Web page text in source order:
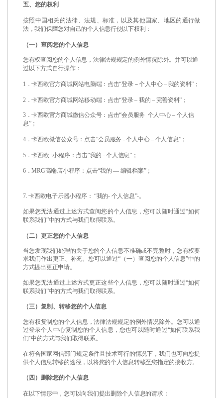
五、您的权利
按照中国相关的法律、法规、标准，以及其他国家、地区的通行做
法，我们保障您对自己的个人信息行使以下权利：
（一）查阅您的个人信息
您有权查阅您的个人信息，法律法规规定的例外情况除外。并可以通
过以下方式自行操作：
1 ．卡西欧官方商城网站电脑端：点击“登录－个人中心– 我的资料”；
2．卡西欧官方商城网站移动端：点击“登录– 我的 – 完善资料”；
3．卡西欧官方商城微信公众号：点击“会员服务 个人中心– 个人信
息”；
4．卡西欧微信公众号：点击“会员服务 -个人中心– 个人信息”；
5．卡西欧+小程序：点击“我的 -个人信息”；
6．MRG高端店小程序：点击“我的 — 编辑档案”；
7.卡西欧电子乐器小程序： “我的- 个人信息”-。
如果您无法通过上述方式查阅您的个人信息，您可以随时通过“如何
联系我们”中的方式与我们取得联系。
（二）更正您的个人信息
当您发现我们处理的关于您的个人信息不准确或不完整时，您有权要
求我们作出更正、补充。您可以通过“（一）查阅您的个人信息”中的
方式提出更正申请。
如果您无法通过上述方式更正这些个人信息，您可以随时通过“如何
联系我们”中的方式与我们取得联系。
（三）复制、转移您的个人信息
您有权复制您的个人信息，法律法规规定的例外情况除外。您可以通
过登录个人中心复制您的个人信息，您也可以随时通过“如何联系我
们”中的方式与我们取得联系。
在符合国家网信部门规定条件且技术可行的情况下，我们也可向您提
供个人信息转移的途径，以将您的个人信息转移至您指定的接收方。
（四）删除您的个人信息
在以下情形中，您可以向我们提出删除个人信息的请求：